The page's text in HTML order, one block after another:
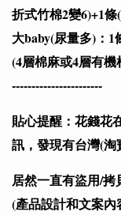
折式竹棉2變6)+1
大baby(尿量多)：
(4層棉麻或4層有機
-----------------------
貼心提醒：花錢花
訊，發現有台灣(淘
居然一直有盜用/
(產品設計和文案